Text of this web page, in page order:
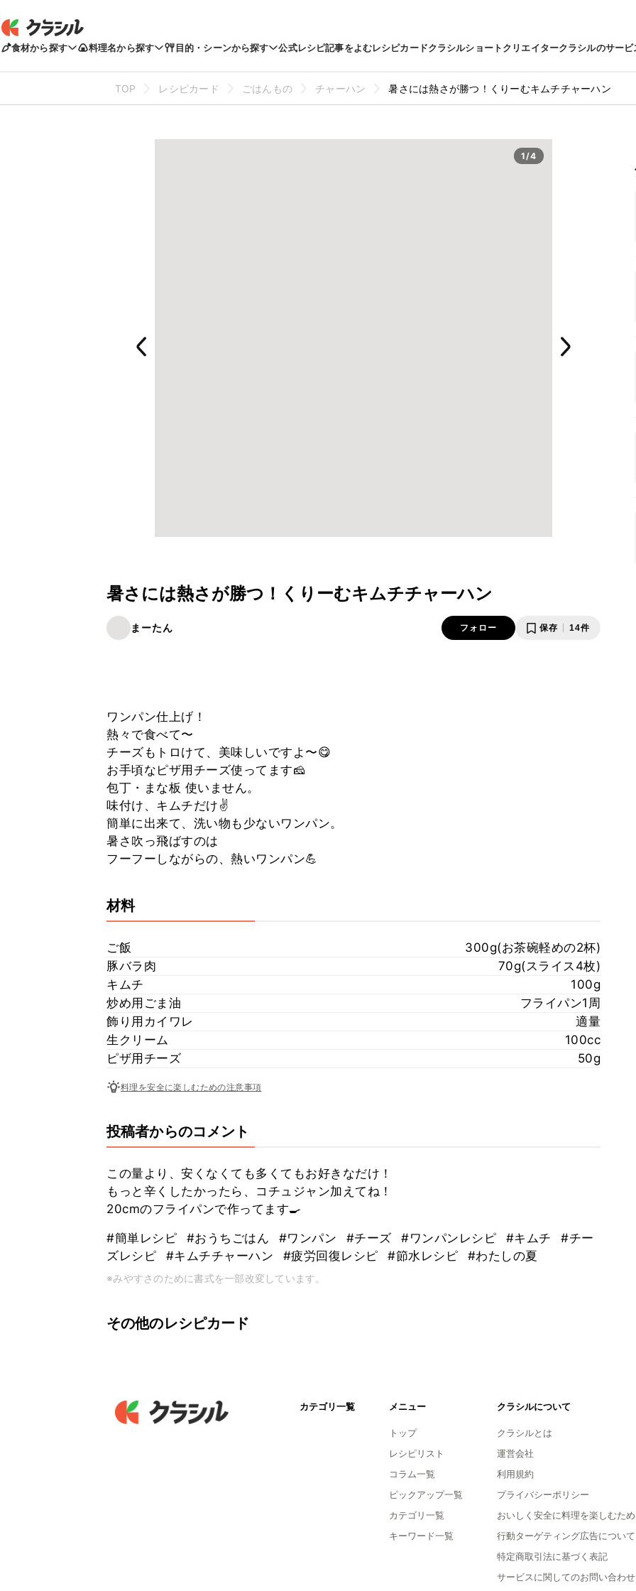
食材から探す 料理名から探す 目的・シーンから探す 公式レシピ記事をよむレシピカードクラシルショートクリエイタークラシルのサービ
TOP レシピカード ごはんもの チャーハン 暑さには熱さが勝つ！くりーむキムチチャーハン
1/4
暑さには熱さが勝つ！くりーむキムチチャーハン
まーたん フォロー 保存 14件
ワンパン仕上げ！
熱々で食べて〜
チーズもトロけて、美味しいですよ〜😋
お手頃なピザ用チーズ使ってます🧀
包丁・まな板 使いません。
味付け、キムチだけ✌️
簡単に出来て、洗い物も少ないワンパン。
暑さ吹っ飛ばすのは
フーフーしながらの、熱いワンパン💪
材料
ご飯
300g(お茶碗軽めの2杯)
豚バラ肉
70g(スライス4枚)
キムチ
100g
炒め用ごま油
フライパン1周
飾り用カイワレ
適量
生クリーム
100cc
ピザ用チーズ
50g
料理を安全に楽しむための注意事項
投稿者からのコメント
この量より、安くなくても多くてもお好きなだけ！
もっと辛くしたかったら、コチュジャン加えてね！
20cmのフライパンで作ってます🍳
#簡単レシピ #おうちごはん #ワンパン #チーズ #ワンパンレシピ #キムチ
#チー
ズレシピ
#キムチチャーハン #疲労回復レシピ #節水レシピ #わたしの夏
※みやすさのために書式を一部改変しています。
その他のレシピカード
カテゴリ一覧 メニュー
トップ
レシピリスト
コラム一覧
ピックアップ一覧
カテゴリ一覧
キーワード一覧
クラシルについて
クラシルとは
運営会社
利用規約
プライバシーポリシー
おいしく安全に料理を楽しむため
行動ターゲティング広告について
特定商取引法に基づく表記
サービスに関してのお問い合わせ